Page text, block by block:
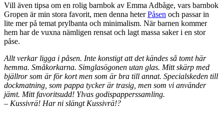
Vill även tipsa om en rolig barnbok av Emma Adbåge, vars barnbok
Gropen är min stora favorit, men denna heterPåsen och passar in
lite mer på temat prylbanta och minimalism. När barnen kommer
hem har de vuxna nämligen rensat och lagt massa saker i en stor
påse.
Allt verkar ligga i påsen. Inte konstigt att det kändes så tomt här
hemma. Småkorkarna. Simglasögonen utan glas. Mitt skärp med
bjällror som är för kort men som är bra till annat. Specialskeden till
dockmatning, som pappa tycker är trasig, men som vi använder
jämt. Mitt favoritsudd! Ylvas godispapperssamling.
– Kussivrä! Har ni slängt Kussivrä!?